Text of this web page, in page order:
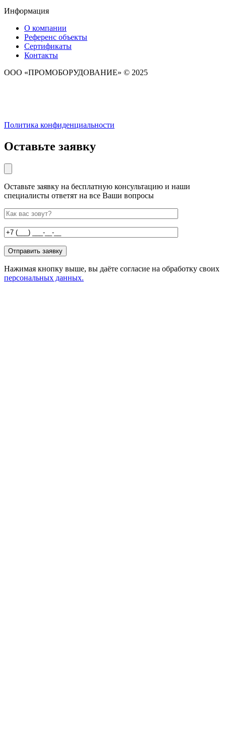
Информация
О компании
Референс объекты
Сертификаты
Контакты
ООО «ПРОМОБОРУДОВАНИЕ» © 2025
Политика конфиденциальности
Оставьте заявку
Оставьте заявку на бесплатную консультацию и наши
специалисты ответят на все Ваши вопросы
Нажимая кнопку выше, вы даёте согласие на обработку своих
персональных данных.